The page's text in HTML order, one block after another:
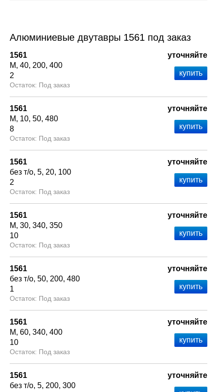
Алюминиевые двутавры 1561 под заказ
1561
М 40 200 400
2
Под заказ
уточняйте
1561
М
10 50 480
8
Под заказ
уточняйте
1561
без т/о 5 20 100
2
Под заказ
уточняйте
1561
М 30 340 350
10
Под заказ
уточняйте
1561
без т/о 50 200 480
1
Под заказ
уточняйте
1561
М 60 340 400
10
Под заказ
уточняйте
1561
без т/о 5 200 300
уточняйте